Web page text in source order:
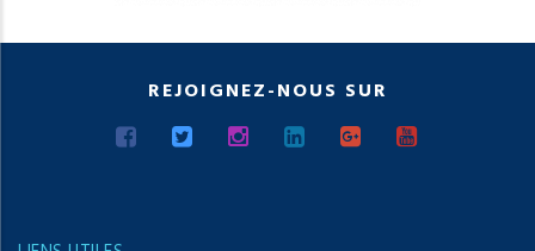
REJOIGNEZ-NOUS SUR